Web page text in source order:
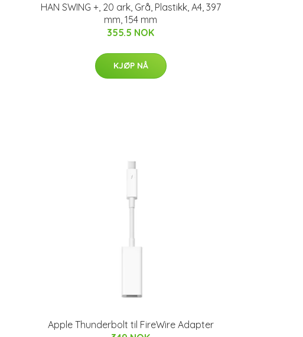
HAN SWING +, 20 ark, Grå, Plastikk, A4, 397
mm, 154 mm
355.5 NOK
KJØP NÅ
Apple Thunderbolt til FireWire Adapter